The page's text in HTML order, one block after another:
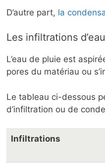
D’autre part, la
Les infiltrations
L’eau de pluie est
pores du matériau ou
Le tableau ci-dessous
d’infiltration ou de
Infiltrations